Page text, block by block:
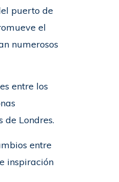
puerto de
el
numerosos
entre los
de Londres.
entre
inspiración